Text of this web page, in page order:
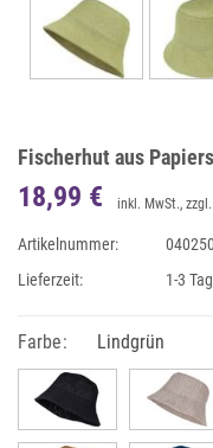
Fischerhut aus
18,99 € inkl. MwSt., zzgl.
Artikelnummer:
Lieferzeit:
1-3
Farbe: Lindgrün